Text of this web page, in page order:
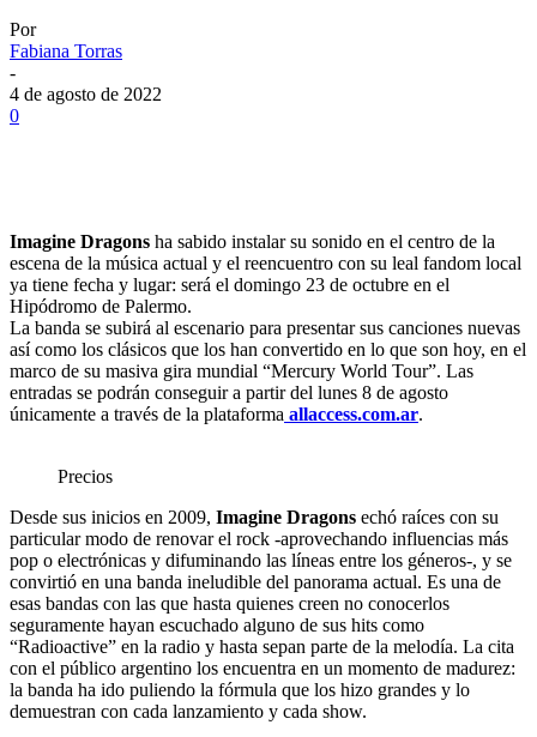
Por
Fabiana Torras
-
4 de agosto de 2022
0
Imagine Dragons ha sabido instalar su sonido en el centro de la
escena de la música actual y el reencuentro con su leal fandom local
ya tiene fecha y lugar: será el domingo 23 de octubre en el
Hipódromo de Palermo.
La banda se subirá al escenario para presentar sus canciones nuevas
así como los clásicos que los han convertido en lo que son hoy, en el
marco de su masiva gira mundial “Mercury World Tour”. Las
entradas se podrán conseguir a partir del lunes 8 de agosto
únicamente a través de la plataforma allaccess.com.ar.
Precios
Desde sus inicios en 2009, Imagine Dragons echó raíces con su
particular modo de renovar el rock -aprovechando influencias más
pop o electrónicas y difuminando las líneas entre los géneros-, y se
convirtió en una banda ineludible del panorama actual. Es una de
esas bandas con las que hasta quienes creen no conocerlos
seguramente hayan escuchado alguno de sus hits como
“Radioactive” en la radio y hasta sepan parte de la melodía. La cita
con el público argentino los encuentra en un momento de madurez:
la banda ha ido puliendo la fórmula que los hizo grandes y lo
demuestran con cada lanzamiento y cada show.